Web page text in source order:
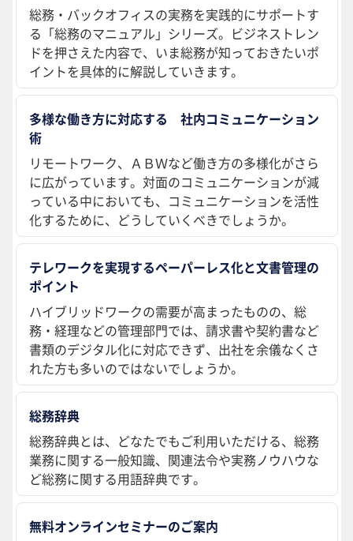
総務・バックオフィスの実務を実践的にサポートす
る「総務のマニュアル」シリーズ。ビジネストレン
ドを押さえた内容で、いま総務が知っておきたいポ
イントを具体的に解説していきます。
多様な働き方に対応する 社内コミュニケーション
術
リモートワーク、ＡＢＷなど働き方の多様化がさら
に広がっています。対面のコミュニケーションが減
っている中においても、コミュニケーションを活性
化するために、どうしていくべきでしょうか。
テレワークを実現するペーパーレス化と文書管理の
ポイント
ハイブリッドワークの需要が高まったものの、総
務・経理などの管理部門では、請求書や契約書など
書類のデジタル化に対応できず、出社を余儀なくさ
れた方も多いのではないでしょうか。
総務辞典
総務辞典とは、どなたでもご利用いただける、総務
業務に関する一般知識、関連法令や実務ノウハウな
ど総務に関する用語辞典です。
無料オンラインセミナーのご案内